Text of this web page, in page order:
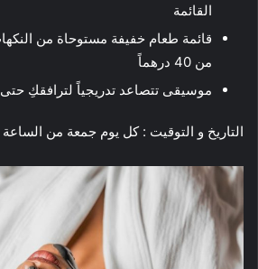
القائمة
قائمة طعام خفيفة مستوحاة من النكهات
من 40 درهماً
موسيقى تتصاعد تدريجياً لترافقكِ حتى
التاريخ و التوقيت : كل يوم جمعة من الساعة 6 مساءً حتى 11 مساءً.